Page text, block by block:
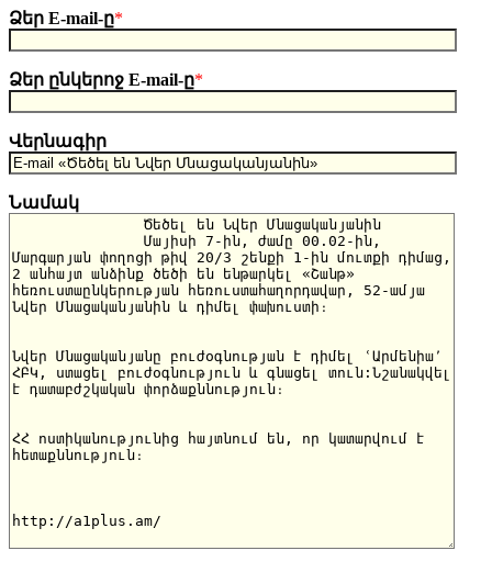
Ձեր E-mail-ը*
Ձեր ընկերոջ E-mail-ը*
Վերնագիր
Նամակ